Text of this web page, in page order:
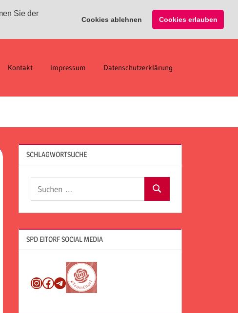
Sie der
Cookies ablehnen Cookies erlauben
Kontakt Impressum Datenschutzerklärung
SCHLAGWORTSUCHE
Suchen
SPD EITORF SOCIAL MEDIA
Instagram
Facebook
Telegram